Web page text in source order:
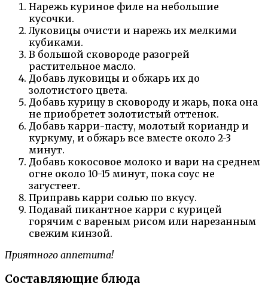
Нарежь куриное филе на небольшие
кусочки.
Луковицы очисти и нарежь их мелкими
кубиками.
В большой сковороде разогрей
растительное масло.
Добавь луковицы и обжарь их до
золотистого цвета.
Добавь курицу в сковороду и жарь, пока она
не приобретет золотистый оттенок.
Добавь карри-пасту, молотый кориандр и
куркуму, и обжарь все вместе около 2-3
минут.
Добавь кокосовое молоко и вари на среднем
огне около 10-15 минут, пока соус не
загустеет.
Приправь карри солью по вкусу.
Подавай пикантное карри с курицей
горячим с вареным рисом или нарезанным
свежим кинзой.
Приятного аппетита!
Составляющие блюда